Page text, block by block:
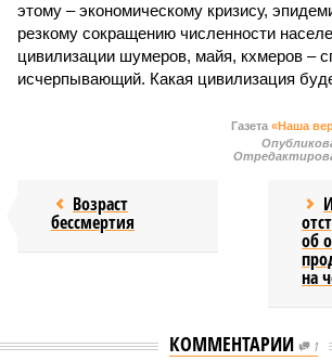
этому – экономическому кризису,
резкому сокращению численности
цивилизации шумеров, майя, кхмеров –
исчерпывающий. Какая цивилизация
Газета «Наша
Возраст
бессмертия
об
на
КОММЕНТАРИИ 1